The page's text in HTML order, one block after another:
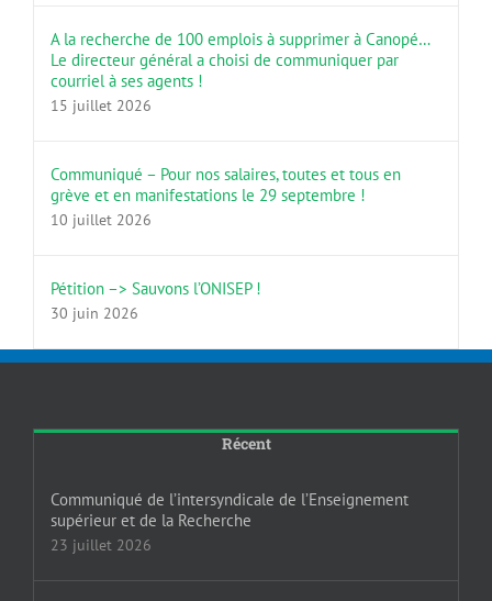
A la recherche de 100 emplois à supprimer à Canopé…
Le directeur général a choisi de communiquer par
courriel à ses agents !
15 juillet 2026
Communiqué – Pour nos salaires, toutes et tous en
grève et en manifestations le 29 septembre !
10 juillet 2026
Pétition –> Sauvons l’ONISEP !
30 juin 2026
Récent
Communiqué de l’intersyndicale de l’Enseignement
supérieur et de la Recherche
23 juillet 2026